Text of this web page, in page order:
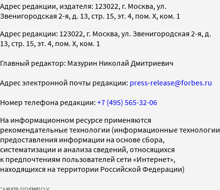
Адрес редакции, издателя: 123022, г. Москва, ул.
Звенигородская 2-я, д. 13, стр. 15, эт. 4, пом. X, ком. 1
Адрес редакции: 123022, г. Москва, ул. Звенигородская 2-я, д.
13, стр. 15, эт. 4, пом. X, ком. 1
Главный редактор: Мазурин Николай Дмитриевич
Адрес электронной почты редакции: press-release@forbes.ru
Номер телефона редакции: +7 (495) 565-32-06
На информационном ресурсе применяются
рекомендательные технологии (информационные технологии
предоставления информации на основе сбора,
систематизации и анализа сведений, относящихся
к предпочтениям пользователей сети «Интернет»,
находящихся на территории Российской Федерации)